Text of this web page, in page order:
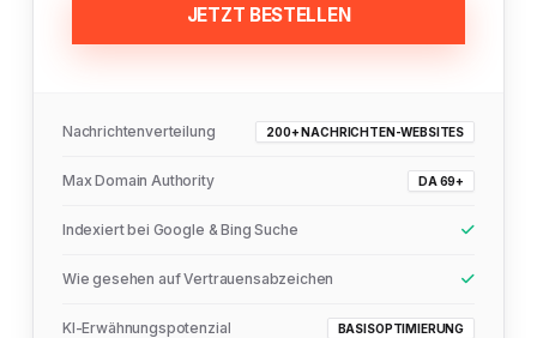
JETZT BESTELLEN
Nachrichtenverteilung 200+ NACHRICHTEN-WEBSITES
Max Domain Authority DA 69+
Indexiert bei Google & Bing Suche
Wie gesehen auf Vertrauensabzeichen
KI-Erwähnungspotenzial BASISOPTIMIERUNG